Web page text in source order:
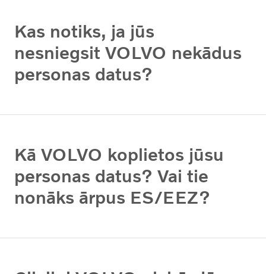
Kas notiks, ja jūs
nesniegsit VOLVO nekādus
personas datus?
Kā VOLVO koplietos jūsu
personas datus? Vai tie
nonāks ārpus ES/EEZ?